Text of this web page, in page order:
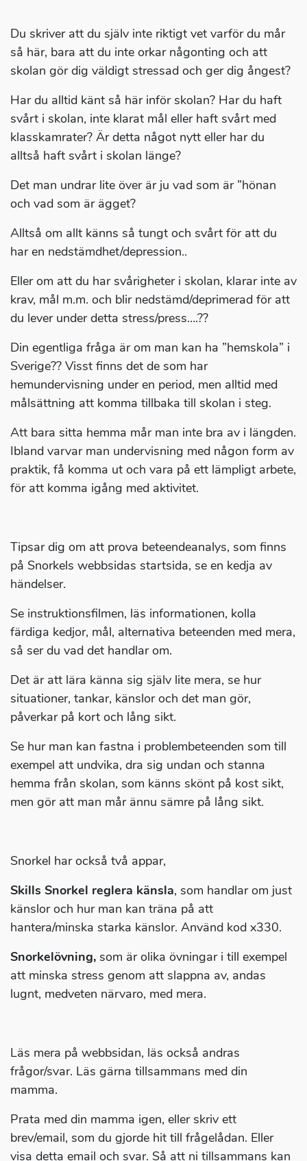
Du skriver att du själv inte riktigt vet varför du mår
så här, bara att du inte orkar någonting och att
skolan gör dig väldigt stressad och ger dig ångest?
Har du alltid känt så här inför skolan? Har du haft
svårt i skolan, inte klarat mål eller haft svårt med
klasskamrater? Är detta något nytt eller har du
alltså haft svårt i skolan länge?
Det man undrar lite över är ju vad som är ”hönan
och vad som är ägget?
Alltså om allt känns så tungt och svårt för att du
har en nedstämdhet/depression..
Eller om att du har svårigheter i skolan, klarar inte av
krav, mål m.m. och blir nedstämd/deprimerad för att
du lever under detta stress/press….??
Din egentliga fråga är om man kan ha ”hemskola” i
Sverige?? Visst finns det de som har
hemundervisning under en period, men alltid med
målsättning att komma tillbaka till skolan i steg.
Att bara sitta hemma mår man inte bra av i längden.
Ibland varvar man undervisning med någon form av
praktik, få komma ut och vara på ett lämpligt arbete,
för att komma igång med aktivitet.
Tipsar dig om att prova beteendeanalys, som finns
på Snorkels webbsidas startsida, se en kedja av
händelser.
Se instruktionsfilmen, läs informationen, kolla
färdiga kedjor, mål, alternativa beteenden med mera,
så ser du vad det handlar om.
Det är att lära känna sig själv lite mera, se hur
situationer, tankar, känslor och det man gör,
påverkar på kort och lång sikt.
Se hur man kan fastna i problembeteenden som till
exempel att undvika, dra sig undan och stanna
hemma från skolan, som känns skönt på kost sikt,
men gör att man mår ännu sämre på lång sikt.
Snorkel har också två appar,
Skills Snorkel reglera känsla, som handlar om just
känslor och hur man kan träna på att
hantera/minska starka känslor. Använd kod x330.
Snorkelövning, som är olika övningar i till exempel
att minska stress genom att slappna av, andas
lugnt, medveten närvaro, med mera.
Läs mera på webbsidan, läs också andras
frågor/svar. Läs gärna tillsammans med din
mamma.
Prata med din mamma igen, eller skriv ett
brev/email, som du gjorde hit till frågelådan. Eller
visa detta email och svar. Så att ni tillsammans kan